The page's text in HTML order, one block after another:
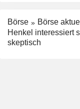
Börse
Börse aktuell
Henkel interessiert
skeptisch